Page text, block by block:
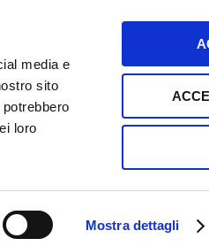
media e
sito
loro
Mostra dettagli
MAPPE
ULTIME NEWS
MOBILITÀ